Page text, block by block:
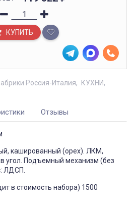
КУПИТЬ
Россия-Италия
КУХНИ
Отзывы
кашированный (орех). ЛКМ,
угол. Подъемный механизм (без
ЛДСП.
в стоимость набора) 1500